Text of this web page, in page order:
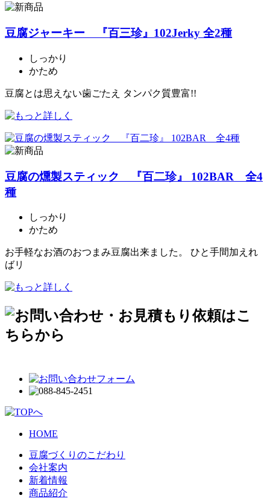
豆腐ジャーキー 『百三珍』102Jerky 全2種
しっかり
かため
豆腐とは思えない歯ごたえ タンパク質豊富!!
豆腐の燻製スティック 『百二珍』 102BAR 全4
種
しっかり
かため
お手軽なお酒のおつまみ豆腐出来ました。 ひと手間加えれ
ばリ
HOME
豆腐づくりのこだわり
会社案内
新着情報
商品紹介